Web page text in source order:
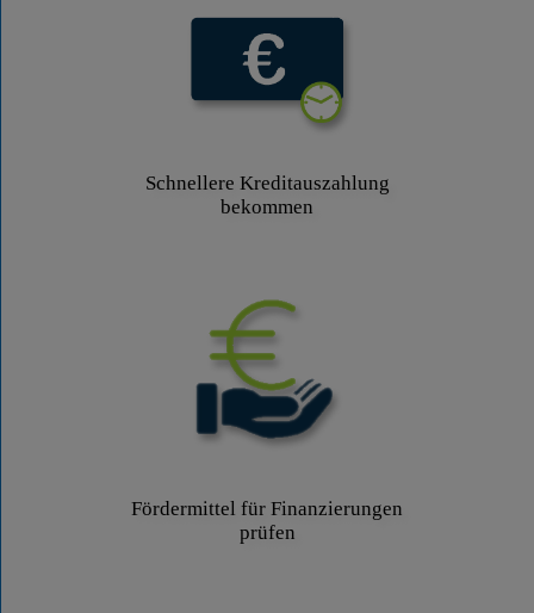
Schnellere Kreditauszahlung
bekommen
Fördermittel für Finanzierungen
prüfen